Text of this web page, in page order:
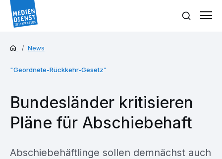
News
"Geordnete-Rückkehr-Gesetz"
Bundesländer kritisieren
Pläne für Abschiebehaft
Abschiebehäftlinge sollen demnächst auch